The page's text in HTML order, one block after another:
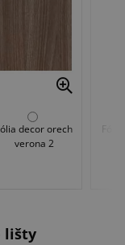
decor orech
verona 2
lišty